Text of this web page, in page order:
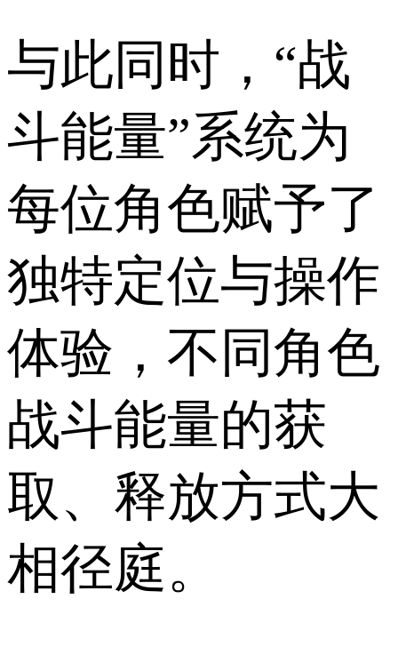
与此同时，“战
斗能量”系统为
每位角色赋予了
独特定位与操作
体验，不同角色
战斗能量的获
取、释放方式大
相径庭。